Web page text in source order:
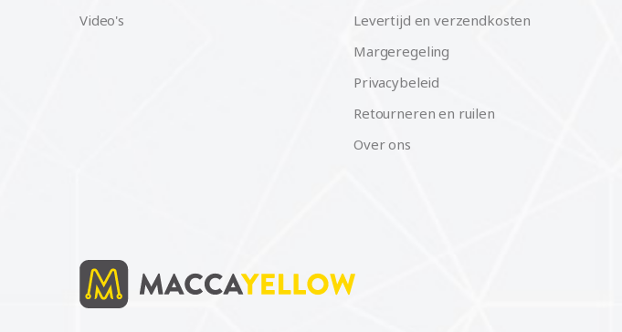
Video's
Levertijd en verzendkosten
Margeregeling
Privacybeleid
Retourneren en ruilen
Over ons